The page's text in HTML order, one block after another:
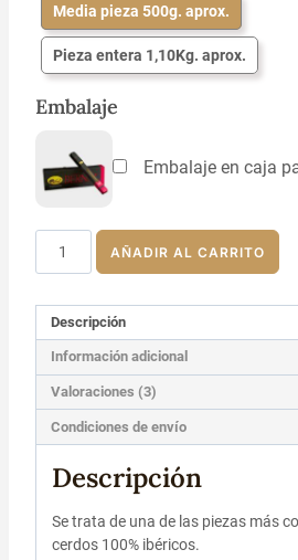
Media pieza 500g. aprox.
Pieza entera 1,10Kg. aprox.
Embalaje
Embalaje en caja
de
bellota
100%
ibérica
cantidad
AÑADIR AL CARRITO
Descripción
Información adicional
Valoraciones (3)
Condiciones de envío
Descripción
Se trata de una de las piezas más
cerdos 100% ibéricos.